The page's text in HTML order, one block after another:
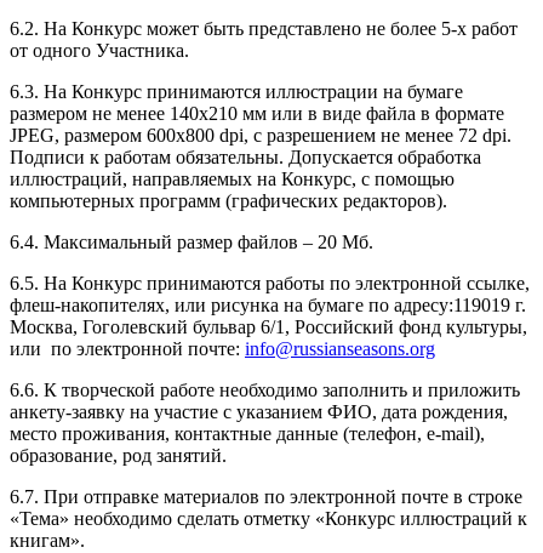
6.2. На Конкурс может быть представлено не более 5-х работ
от одного Участника.
6.3. На Конкурс принимаются иллюстрации на бумаге
размером не менее 140х210 мм или в виде файла в формате
JPEG, размером 600х800 dpi, с разрешением не менее 72 dpi.
Подписи к работам обязательны. Допускается обработка
иллюстраций, направляемых на Конкурс, с помощью
компьютерных программ (графических редакторов).
6.4. Максимальный размер файлов – 20 Мб.
6.5. На Конкурс принимаются работы по электронной ссылке,
флеш-накопителях, или рисунка на бумаге по адресу:119019 г.
Москва, Гоголевский бульвар 6/1, Российский фонд культуры,
или по электронной почте: info@russianseasons.org
6.6. К творческой работе необходимо заполнить и приложить
анкету-заявку на участие с указанием ФИО, дата рождения,
место проживания, контактные данные (телефон, e-mail),
образование, род занятий.
6.7. При отправке материалов по электронной почте в строке
«Тема» необходимо сделать отметку «Конкурс иллюстраций к
книгам».